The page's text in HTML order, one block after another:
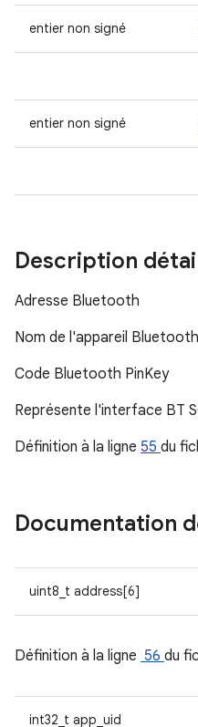
entier non signé
entier non signé
Description
Adresse Bluetooth
Nom de l'appareil Bluetooth
Code Bluetooth PinKey
Représente l'interface BT
Définition à la ligne 55 du
Documentation
uint8_t address[6]
Définition à la ligne 56 du
int32_t app_uid